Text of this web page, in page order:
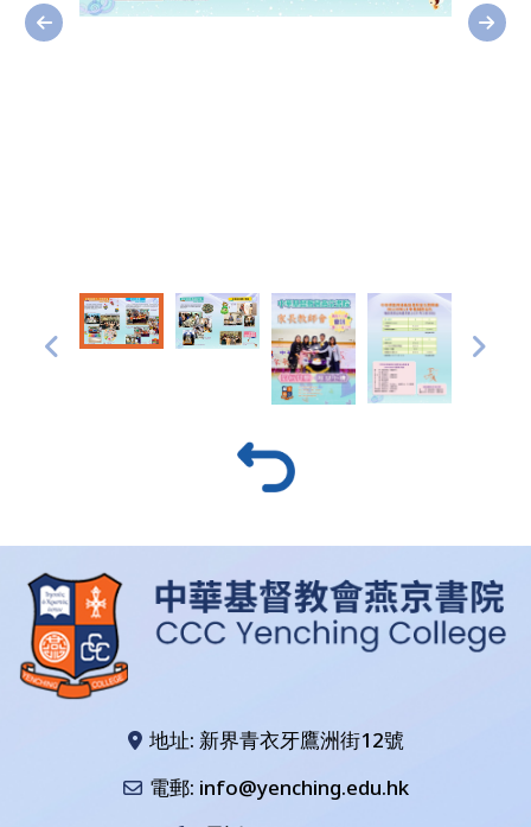
地址: 新界青衣牙鷹洲街12號
電郵: info@yenching.edu.hk